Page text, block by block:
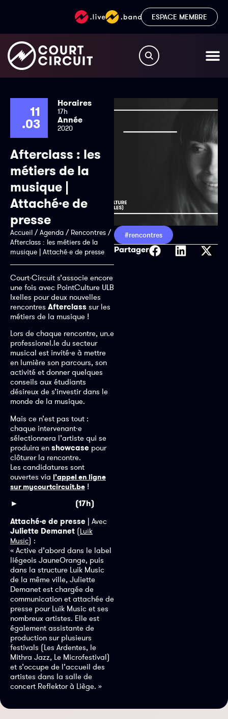
ESPACE MEMBRE
11
.03
Horaires
17h
Année
2020
Afterclass : les
métiers de la
musique |
Attaché·e de
presse
Accueil /Agenda / Rencontres /
Afterclass : les métiers de la
musique | Attaché·e de presse
Court-Circuit s’associe encore
une fois avec PointCulture ULB
Ixelles pour deux nouvelles
rencontres Afterclass sur les
métiers de la musique !
Lors de chaque rencontre, un.e
professionel.le du secteur
musical est invité·e à mettre
en lumière son parcours, son
activité et donner quelques
conseils aux étudiants
désireux de s’investir dans le
monde de la musique.
Mais ce n’est pas tout :
chaque intervenant·e
sélectionnera l’artiste qui se
produira en showcase pour
clôturer la rencontre.
Les candidatures sont
ouvertes via l’appel en ligne
sur mycourtcircuit.be !
► (17h)
Attaché·e de presse | Avec
Juliette Demanet (Luik
Music) :
« Active d’abord dans le label
liégeois JauneOrange, puis
dans la structure Luik Music
de la même ville, Juliette
Demanet est chargée de
communication et attachée de
presse pour Luik Music et ses
nombreux artistes. Elle est
également assistante de
production sur plusieurs
festivals (Les Ardentes, le
Mithra Jazz, Le Microfestival)
et s’occupe de l’accueil des
artistes dans la salle de
concert Reflektor à Liège. »
#rencontres
Partager